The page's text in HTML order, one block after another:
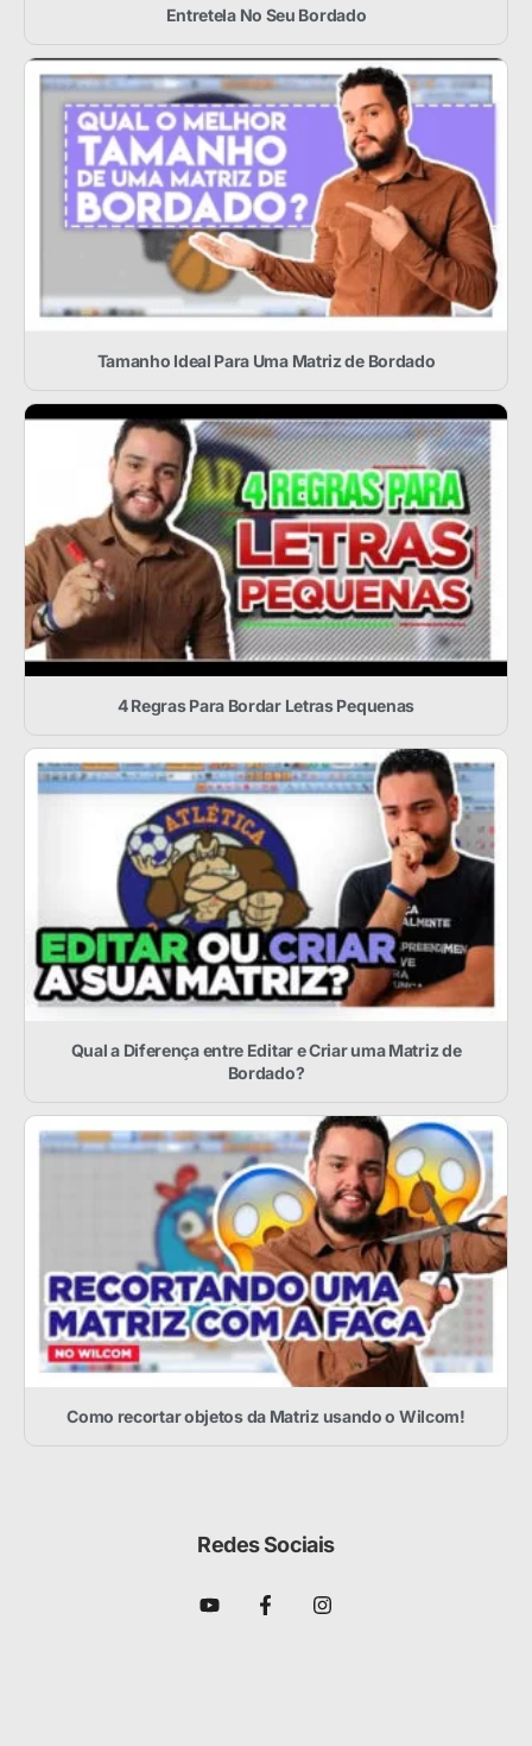
Entretela No Seu Bordado
Tamanho Ideal Para Uma Matriz de Bordado
4 Regras Para Bordar Letras Pequenas
Qual a Diferença entre Editar e Criar uma Matriz de
Bordado?
Como recortar objetos da Matriz usando o Wilcom!
Redes Sociais